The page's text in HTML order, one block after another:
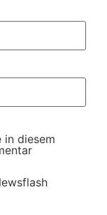
in diesem